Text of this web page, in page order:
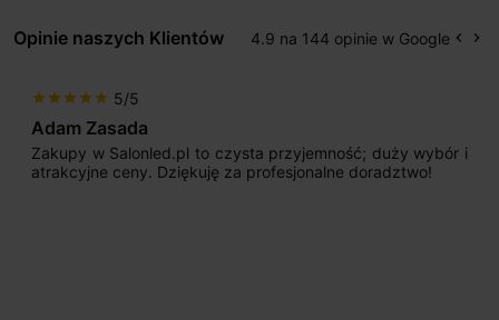
Opinie naszych Klientów 4.9 na 144 opinie w Google keyboard_arrow_left keyboard_arrow_right
star star star star star 5/5
Adam Zasada
Zakupy w Salonled.pl to czysta przyjemność; duży wybór i
atrakcyjne ceny. Dziękuję za profesjonalne doradztwo!